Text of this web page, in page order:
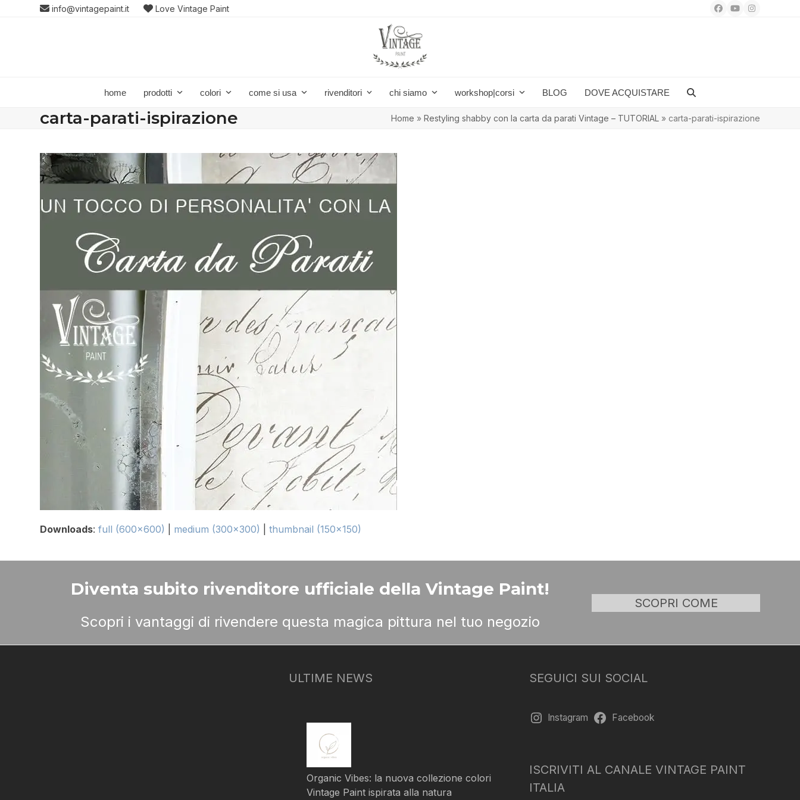
info@vintagepaint.it Love Vintage Paint Facebook
YouTubeInstagram
home prodotti colori come si usa rivenditori chi siamo workshop|corsi BLOG DOVE ACQUISTARE
carta-parati-ispirazione Home » Restyling shabby con la carta da parati Vintage – TUTORIAL » carta-parati-ispirazione
Downloads:full (600x600) medium (300x300) |thumbnail (150x150)
Diventa subito rivenditore ufficiale della Vintage Paint!
Scopri i vantaggi di rivendere questa magica pittura nel tuo negozio
SCOPRI COME
ULTIME NEWS
Organic Vibes: la nuova collezione colori
Vintage Paint ispirata alla natura
SEGUICI SUI SOCIAL
Instagram Facebook
ISCRIVITI AL CANALE VINTAGE PAINT
ITALIA